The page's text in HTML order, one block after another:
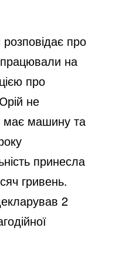
про
працювали на
про
не
має машину та
принесла
гривень.
2